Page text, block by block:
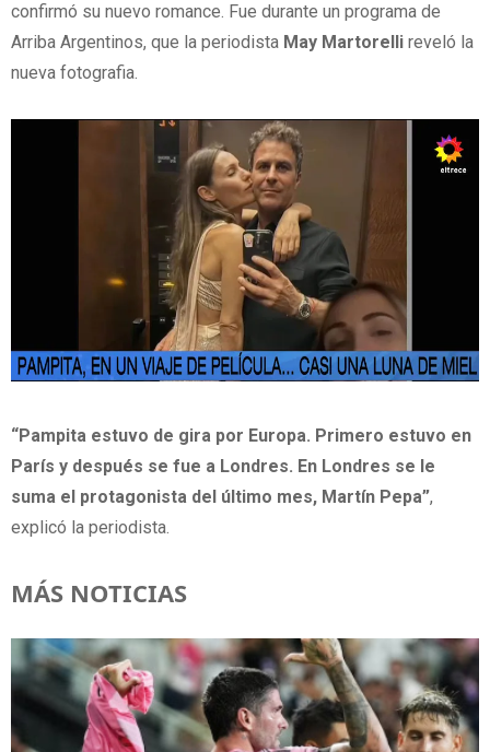
confirmó su nuevo romance. Fue durante un programa de
Arriba Argentinos, que la periodista May Martorelli reveló la
nueva fotografia.
“Pampita estuvo de gira por Europa. Primero estuvo en
París y después se fue a Londres. En Londres se le
suma el protagonista del último mes, Martín Pepa”,
explicó la periodista.
MÁS NOTICIAS